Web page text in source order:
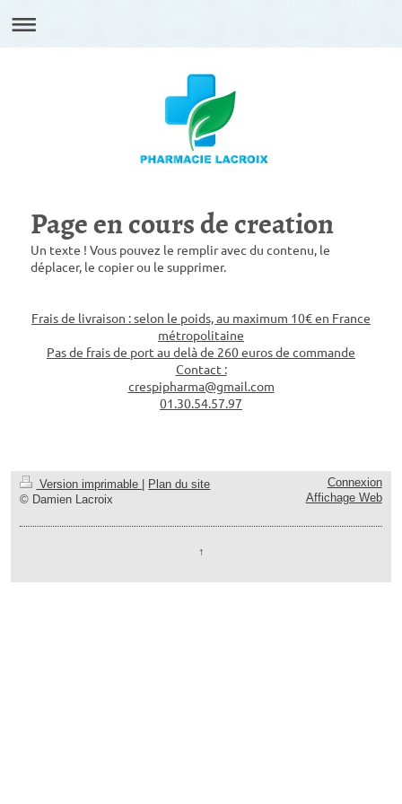
Page en cours de creation
Un texte ! Vous pouvez le remplir avec du contenu, le
déplacer, le copier ou le supprimer.
Frais de livraison : selon le poids, au maximum 10€ en France
métropolitaine
Pas de frais de port au delà de 260 euros de commande
Contact :
crespipharma@gmail.com
01.30.54.57.97
Version imprimable
Plan du site
© Damien Lacroix
Connexion
Affichage Web
↑